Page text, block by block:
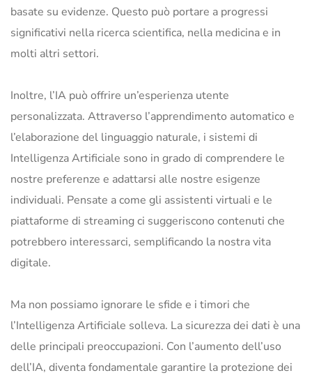
basate su evidenze. Questo può portare a progressi
significativi nella ricerca scientifica, nella medicina e in
molti altri settori.
Inoltre, l’IA può offrire un’esperienza utente
personalizzata. Attraverso l’apprendimento automatico e
l’elaborazione del linguaggio naturale, i sistemi di
Intelligenza Artificiale sono in grado di comprendere le
nostre preferenze e adattarsi alle nostre esigenze
individuali. Pensate a come gli assistenti virtuali e le
piattaforme di streaming ci suggeriscono contenuti che
potrebbero interessarci, semplificando la nostra vita
digitale.
Ma non possiamo ignorare le sfide e i timori che
l’Intelligenza Artificiale solleva. La sicurezza dei dati è una
delle principali preoccupazioni. Con l’aumento dell’uso
dell’IA, diventa fondamentale garantire la protezione dei